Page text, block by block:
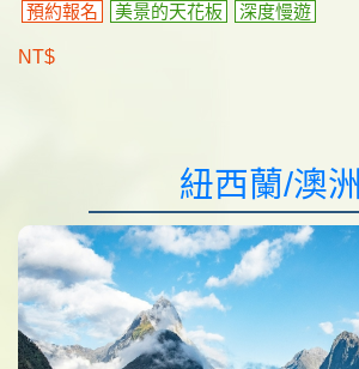
預約報名 美景的天花板 深度慢遊
NT$
紐西蘭/澳洲